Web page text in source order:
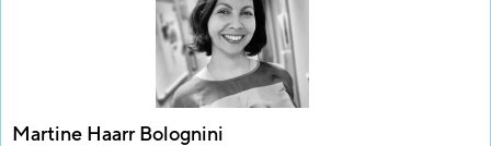
Martine Haarr Bolognini